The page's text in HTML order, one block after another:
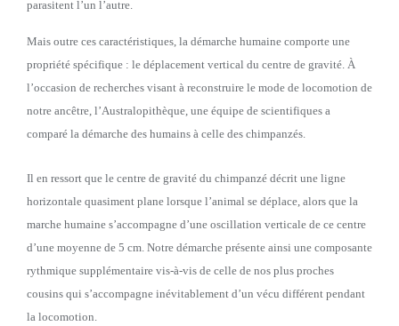
parasitent l’un l’autre.
Mais outre ces caractéristiques, la démarche humaine comporte une
propriété spécifique : le déplacement vertical du centre de gravité. À
l’occasion de recherches visant à reconstruire le mode de locomotion de
notre ancêtre, l’Australopithèque, une équipe de scientifiques a
comparé la démarche des humains à celle des chimpanzés.
Il en ressort que le centre de gravité du chimpanzé décrit une ligne
horizontale quasiment plane lorsque l’animal se déplace, alors que la
marche humaine s’accompagne d’une oscillation verticale de ce centre
d’une moyenne de 5 cm. Notre démarche présente ainsi une composante
rythmique supplémentaire vis-à-vis de celle de nos plus proches
cousins qui s’accompagne inévitablement d’un vécu différent pendant
la locomotion.